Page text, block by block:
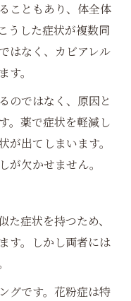
こともあり、体全体
うした症状が複数同
はなく、カビアレル
。
のではなく、原因と
。薬で症状を軽減し
出てしまいます。
が欠かせません。
症状を持つため、
す。しかし両者には
グです。花粉症は特